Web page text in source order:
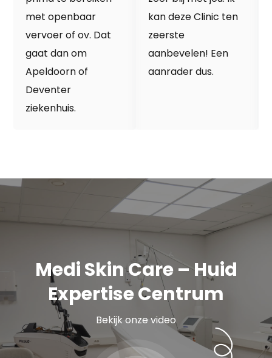
met openbaar
vervoer of ov. Dat
gaat dan om
Apeldoorn of
Deventer
ziekenhuis.
kan deze Clinic ten
zeerste
aanbevelen! Een
aanrader dus.
Medi Skin Care – Huid
Expertise Centrum
Bekijk onze video